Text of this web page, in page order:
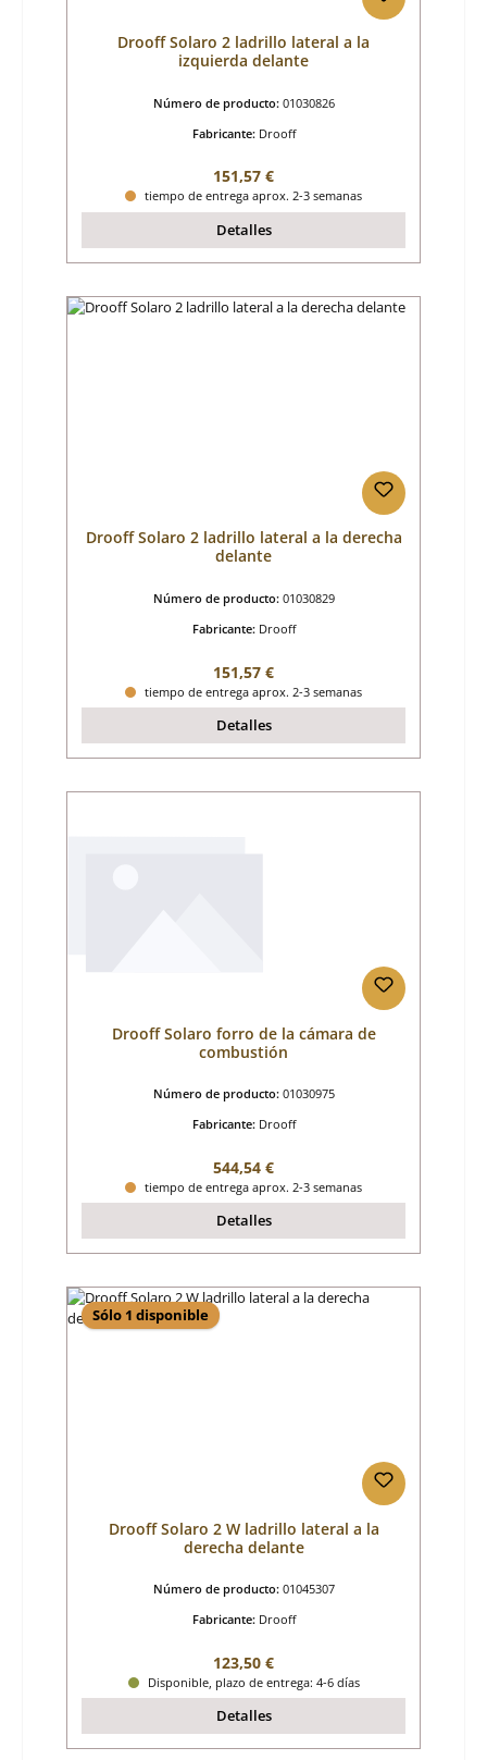
Drooff Solaro 2 ladrillo lateral a la
izquierda delante
Número de producto: 01030826
Fabricante: Drooff
Precio normal:
151,57 €
tiempo de entrega aprox. 2-3 semanas
Detalles
Drooff Solaro 2 ladrillo lateral a la derecha
delante
Número de producto: 01030829
Fabricante: Drooff
Precio normal:
151,57 €
tiempo de entrega aprox. 2-3 semanas
Detalles
Drooff Solaro forro de la cámara de
combustión
Número de producto: 01030975
Fabricante: Drooff
Precio normal:
544,54 €
tiempo de entrega aprox. 2-3 semanas
Detalles
Sólo 1 disponible
Drooff Solaro 2 W ladrillo lateral a la
derecha delante
Número de producto: 01045307
Fabricante: Drooff
Precio normal:
123,50 €
Disponible, plazo de entrega: 4-6 días
Detalles